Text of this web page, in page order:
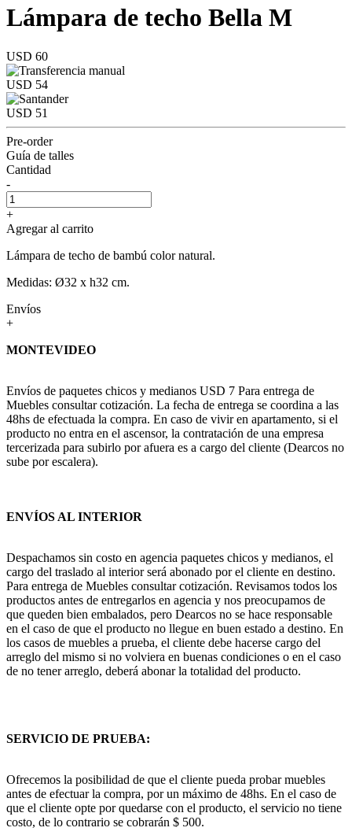
Lámpara de techo Bella M
USD 60
USD 54
USD 51
Pre-order
Guía de talles
Cantidad
-
+
Agregar al carrito
Lámpara de techo de bambú color natural.
Medidas: Ø32 x h32 cm.
Envíos
+
MONTEVIDEO
Envíos de paquetes chicos y medianos USD 7 Para entrega de
Muebles consultar cotización. La fecha de entrega se coordina a las
48hs de efectuada la compra. En caso de vivir en apartamento, si el
producto no entra en el ascensor, la contratación de una empresa
tercerizada para subirlo por afuera es a cargo del cliente (Dearcos no
sube por escalera).
ENVÍOS AL INTERIOR
Despachamos sin costo en agencia paquetes chicos y medianos, el
cargo del traslado al interior será abonado por el cliente en destino.
Para entrega de Muebles consultar cotización. Revisamos todos los
productos antes de entregarlos en agencia y nos preocupamos de
que queden bien embalados, pero Dearcos no se hace responsable
en el caso de que el producto no llegue en buen estado a destino. En
los casos de muebles a prueba, el cliente debe hacerse cargo del
arreglo del mismo si no volviera en buenas condiciones o en el caso
de no tener arreglo, deberá abonar la totalidad del producto.
SERVICIO DE PRUEBA:
Ofrecemos la posibilidad de que el cliente pueda probar muebles
antes de efectuar la compra, por un máximo de 48hs. En el caso de
que el cliente opte por quedarse con el producto, el servicio no tiene
costo, de lo contrario se cobrarán $ 500.